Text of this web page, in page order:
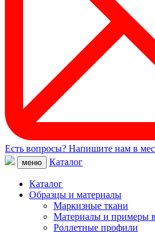
Есть вопросы? Напишите нам в
меню
Каталог
Каталог
Образцы и материалы
Маркизные ткани
Материалы и примеры
Роллетные профили